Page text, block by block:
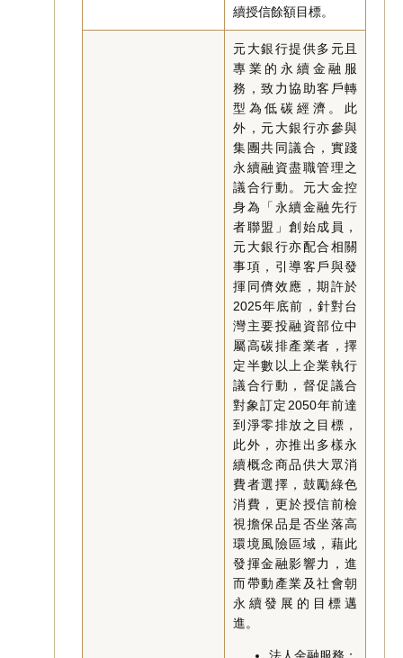
續授信餘額目標。
元大銀行提供多元且
專業的永續金融服
務，致力協助客戶轉
型為低碳經濟。此
外，元大銀行亦參與
集團共同議合，實踐
永續融資盡職管理之
議合行動。元大金控
身為「永續金融先行
者聯盟」創始成員，
元大銀行亦配合相關
事項，引導客戶與發
揮同儕效應，期許於
2025年底前，針對台
灣主要投融資部位中
屬高碳排產業者，擇
定半數以上企業執行
議合行動，督促議合
對象訂定2050年前達
到淨零排放之目標，
此外，亦推出多樣永
續概念商品供大眾消
費者選擇，鼓勵綠色
消費，更於授信前檢
視擔保品是否坐落高
環境風險區域，藉此
發揮金融影響力，進
而帶動產業及社會朝
永續發展的目標邁
進。
法人金融服務：